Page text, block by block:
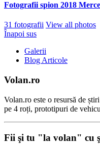
Fotografii spion 2018
31 fotografii View all photos
Înapoi sus
Galerii
Blog Articole
Volan.ro
Volan.ro este o resursă de
pe 4 roți, prototipuri de
Fii şi tu "la volan" cu